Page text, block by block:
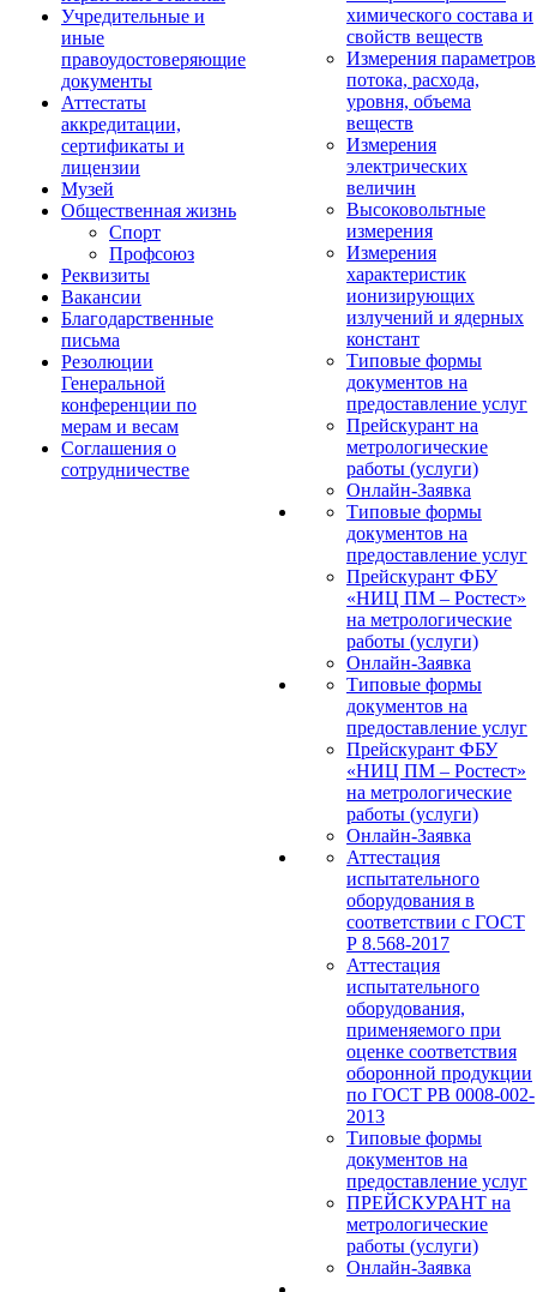
Учредительные и
иные
правоудостоверяющие
документы
Аттестаты
аккредитации,
сертификаты и
лицензии
Музей
Общественная жизнь
Спорт
Профсоюз
Реквизиты
Вакансии
Благодарственные
письма
Резолюции
Генеральной
конференции по
мерам и весам
Соглашения о
сотрудничестве
химического состава и
свойств веществ
Измерения параметров
потока, расхода,
уровня, объема
веществ
Измерения
электрических
величин
Высоковольтные
измерения
Измерения
характеристик
ионизирующих
излучений и ядерных
констант
Типовые формы
документов на
предоставление услуг
Прейскурант на
метрологические
работы (услуги)
Онлайн-Заявка
Типовые формы
документов на
предоставление услуг
Прейскурант ФБУ
«НИЦ ПМ – Ростест»
на метрологические
работы (услуги)
Онлайн-Заявка
Типовые формы
документов на
предоставление услуг
Прейскурант ФБУ
«НИЦ ПМ – Ростест»
на метрологические
работы (услуги)
Онлайн-Заявка
Аттестация
испытательного
оборудования в
соответствии с ГОСТ
Р 8.568-2017
Аттестация
испытательного
оборудования,
применяемого при
оценке соответствия
оборонной продукции
по ГОСТ РВ 0008-002-
2013
Типовые формы
документов на
предоставление услуг
ПРЕЙСКУРАНТ на
метрологические
работы (услуги)
Онлайн-Заявка